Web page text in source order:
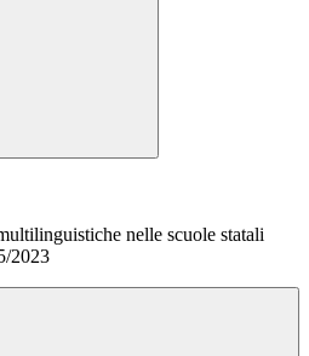
nelle scuole statali
2023